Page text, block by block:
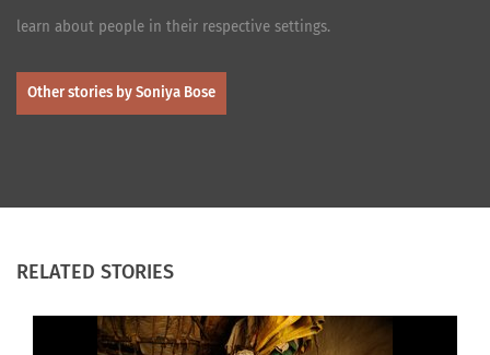
learn about people in their respective settings.
Other stories by Soniya Bose
RELATED STORIES